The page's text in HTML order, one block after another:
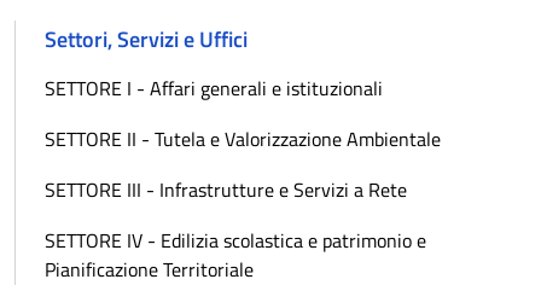
Settori, Servizi e Uffici
SETTORE I - Affari generali e istituzionali
SETTORE II - Tutela e Valorizzazione Ambientale
SETTORE III - Infrastrutture e Servizi a Rete
SETTORE IV - Edilizia scolastica e patrimonio e
Pianificazione Territoriale